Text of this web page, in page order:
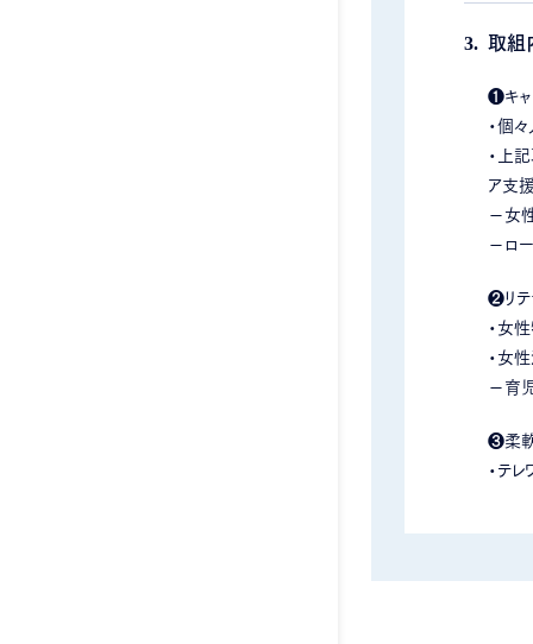
取組
❶キャ
・個
・上
ア支
－女
－ロ
❷リテ
・女
・女
－育
❸柔
・テ